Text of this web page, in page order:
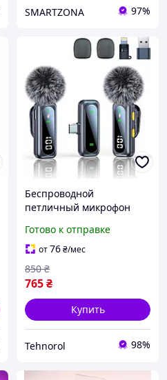
SMARTZONA 97%
Беспроводной
петличный микрофон
дисплеем батареи для
iPhone, Android, ПК,
записи, видеоблогов,
YouTube, TikTok
Готово к отправке
от76₴/мес
765₴
850 ₴
Купить
Tehnorol 98%